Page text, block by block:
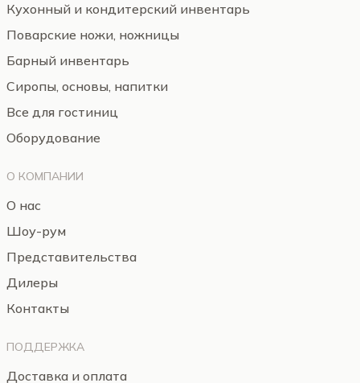
Кухонный и кондитерский инвентарь
Поварские ножи, ножницы
Барный инвентарь
Сиропы, основы, напитки
Все для гостиниц
Оборудование
О КОМПАНИИ
О нас
Шоу-рум
Представительства
Дилеры
Контакты
ПОДДЕРЖКА
Доставка и оплата